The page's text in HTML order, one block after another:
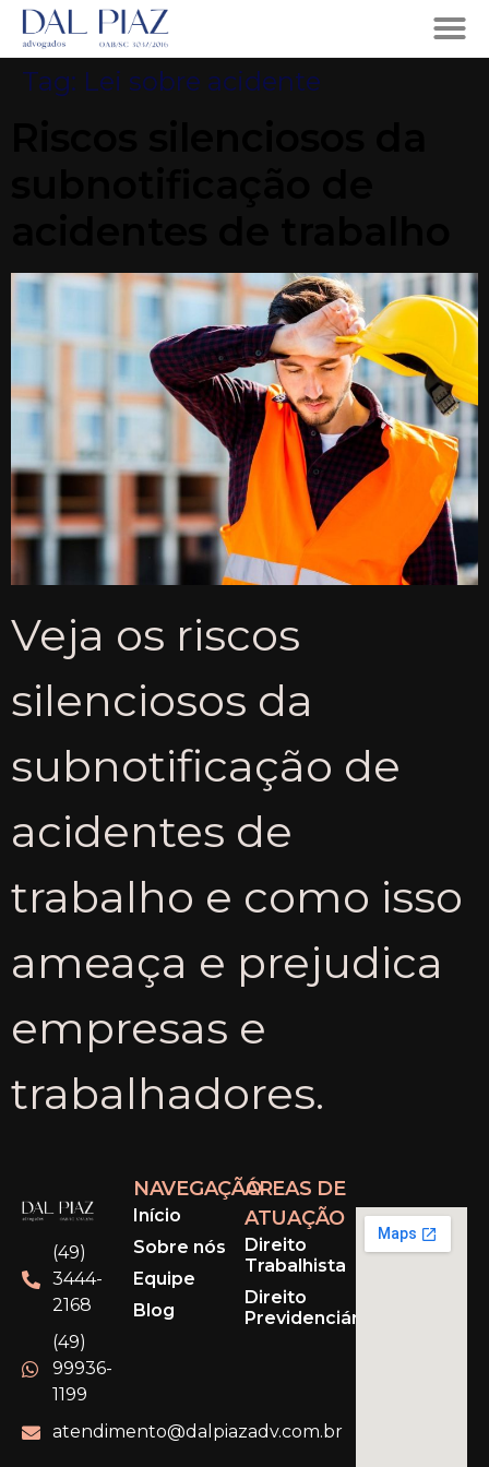
Tag: Lei sobre acidente
Veja os riscos
silenciosos da
subnotificação de
acidentes de
trabalho e como isso
ameaça e prejudica
empresas e
trabalhadores.
(49)
3444-
2168
(49)
99936-
1199
atendimento@dalpiazadv.com.br
NAVEGAÇÃO
Início
Sobre nós
Equipe
Blog
ÁREAS DE
ATUAÇÃO
Direito
Trabalhista
Direito
Previdenciário